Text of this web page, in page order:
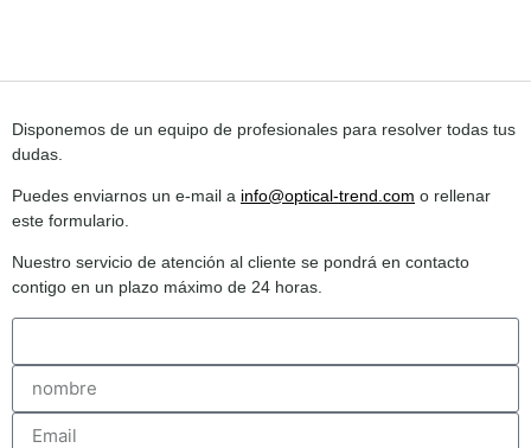
Disponemos de un equipo de profesionales para resolver todas tus
dudas.
Puedes enviarnos un e-mail a info@optical-trend.com o rellenar
este formulario.
Nuestro servicio de atención al cliente se pondrá en contacto
contigo en un plazo máximo de 24 horas.